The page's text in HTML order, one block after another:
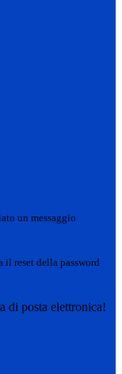
un messaggio
il reset della password
di posta elettronica!